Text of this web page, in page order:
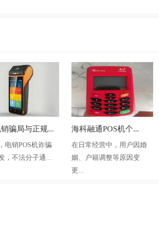
骗局与正规...
电销POS机诈骗
，不法分子通...
海科融通POS机个...
在日常经营中，用户因婚
姻、户籍调整等原因变
更...